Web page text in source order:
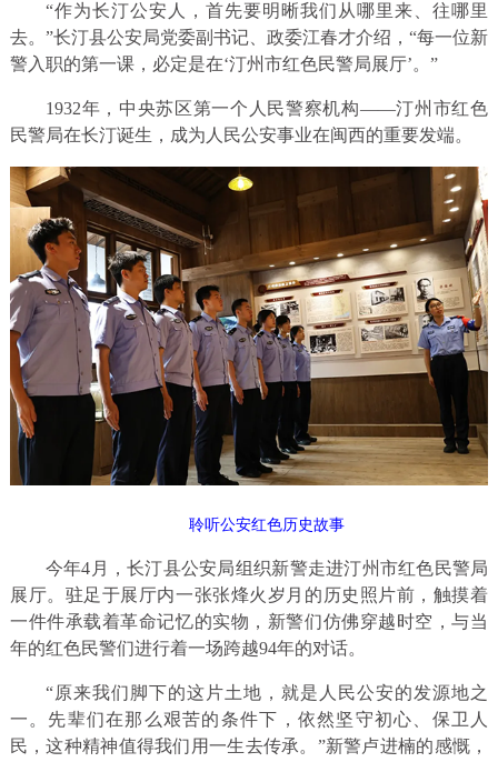
“作为长汀公安人，首先要明晰我们从哪里来、往哪里
去。”长汀县公安局党委副书记、政委江春才介绍，“每一位新
警入职的第一课，必定是在‘汀州市红色民警局展厅’。”
1932年，中央苏区第一个人民警察机构——汀州市红色
民警局在长汀诞生，成为人民公安事业在闽西的重要发端。
聆听公安红色历史故事
今年4月，长汀县公安局组织新警走进汀州市红色民警局
展厅。驻足于展厅内一张张烽火岁月的历史照片前，触摸着
一件件承载着革命记忆的实物，新警们仿佛穿越时空，与当
年的红色民警们进行着一场跨越94年的对话。
“原来我们脚下的这片土地，就是人民公安的发源地之
一。先辈们在那么艰苦的条件下，依然坚守初心、保卫人
民，这种精神值得我们用一生去传承。”新警卢进楠的感慨，